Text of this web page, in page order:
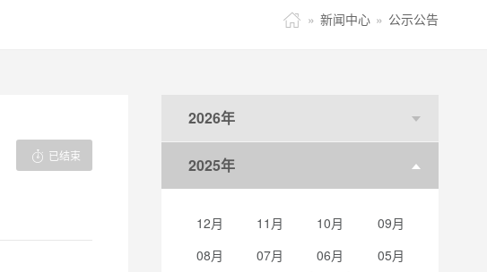
 » 新闻中心 » 公示公告
 已结束
2026年
2025年
12月 11月 10月
09月
08月
07月 06月
05月